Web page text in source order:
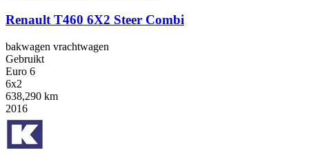
Renault T460 6X2 Steer Combi
bakwagen vrachtwagen
Gebruikt
Euro 6
6x2
638,290 km
2016